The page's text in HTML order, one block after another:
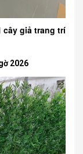
cây giả trang trí
2026